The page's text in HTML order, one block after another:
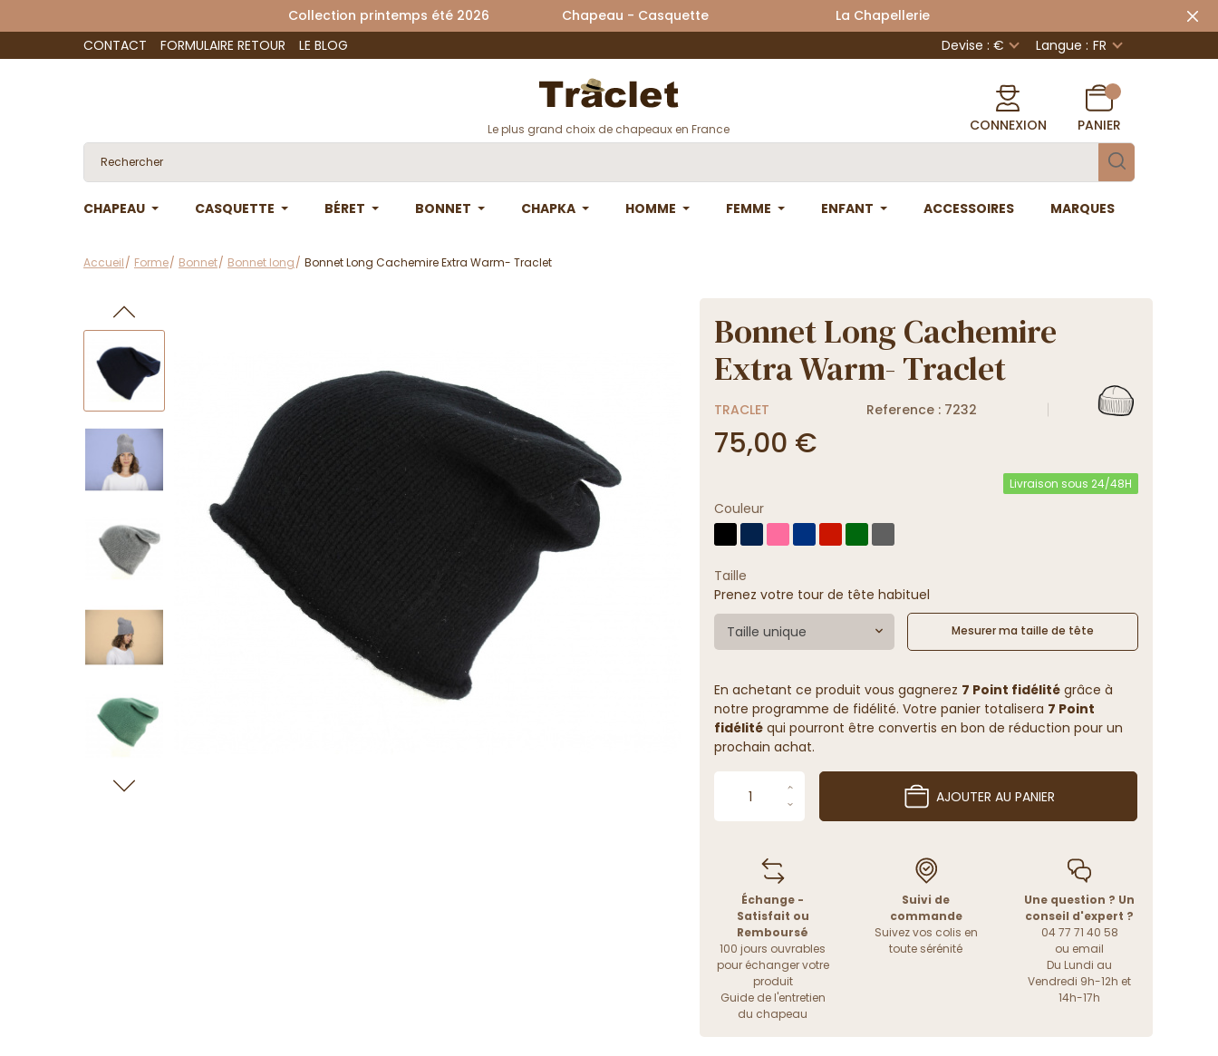
Collection printemps été 2026 Chapeau - Casquette La Chapellerie
CONTACT
FORMULAIRE RETOUR LE BLOG Devise : € Langue : FR
Le plus grand choix de chapeaux en France CONNEXION PANIER
CHAPEAU CASQUETTE BÉRET BONNET CHAPKA HOMME FEMME ENFANT ACCESSOIRES MARQUES
Accueil Forme Bonnet Bonnet long Bonnet Long Cachemire Extra Warm- Traclet
Bonnet Long Cachemire
Extra Warm- Traclet
TRACLET Reference : 7232
75,00 €
Livraison sous 24/48H
Couleur
Taille
Prenez votre tour de tête habituel
Taille unique Mesurer ma taille de tête
En achetant ce produit vous gagnerez 7 Point fidélitégrâce à
notre programme de fidélité. Votre panier totalisera 7 Point
fidélitéqui pourront être convertis en bon de réduction pour un
prochain achat.
AJOUTER AU PANIER
Échange -
Satisfait ou
Remboursé
100 jours ouvrables
pour échanger votre
produit
Guide de l'entretien
du chapeau
Suivi de
commande
Suivez vos colis en
toute sérénité
Une question ? Un
conseil d'expert ?
04 77 71 40 58
ou email
Du Lundi au
Vendredi 9h-12h et
14h-17h